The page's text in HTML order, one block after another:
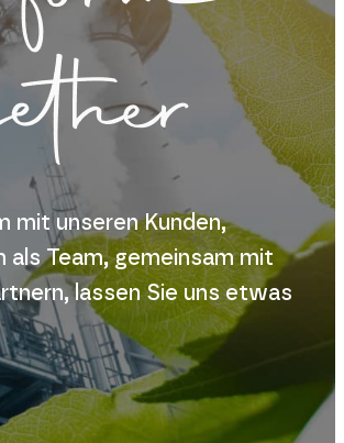
mit unseren Kunden,
als Team, gemeinsam mit
lassen Sie uns etwas